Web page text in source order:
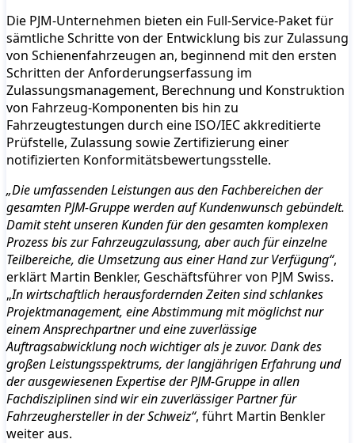
Die PJM-Unternehmen bieten ein Full-Service-Paket für
sämtliche Schritte von der Entwicklung bis zur Zulassung
von Schienenfahrzeugen an, beginnend mit den ersten
Schritten der Anforderungserfassung im
Zulassungsmanagement, Berechnung und Konstruktion
von Fahrzeug-Komponenten bis hin zu
Fahrzeugtestungen durch eine ISO/IEC akkreditierte
Prüfstelle, Zulassung sowie Zertifizierung einer
notifizierten Konformitätsbewertungsstelle.
„Die umfassenden Leistungen aus den Fachbereichen der
gesamten PJM-Gruppe werden auf Kundenwunsch gebündelt.
Damit steht unseren Kunden für den gesamten komplexen
Prozess bis zur Fahrzeugzulassung, aber auch für einzelne
Teilbereiche, die Umsetzung aus einer Hand zur Verfügung“,
erklärt Martin Benkler, Geschäftsführer von PJM Swiss.
„In wirtschaftlich herausfordernden Zeiten sind schlankes
Projektmanagement, eine Abstimmung mit möglichst nur
einem Ansprechpartner und eine zuverlässige
Auftragsabwicklung noch wichtiger als je zuvor. Dank des
großen Leistungsspektrums, der langjährigen Erfahrung und
der ausgewiesenen Expertise der PJM-Gruppe in allen
Fachdisziplinen sind wir ein zuverlässiger Partner für
Fahrzeughersteller in der Schweiz“, führt Martin Benkler
weiter aus.